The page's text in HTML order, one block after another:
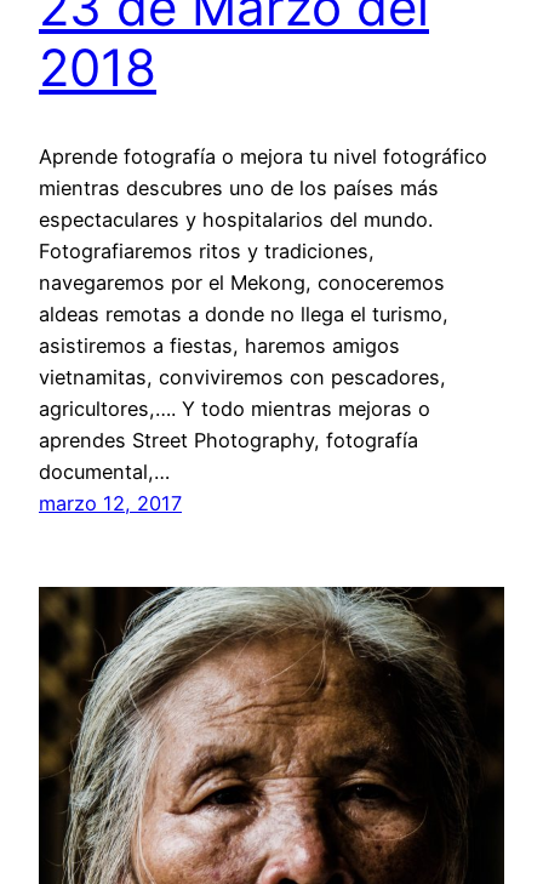
2018
Aprende fotografía o mejora tu nivel fotográfico
mientras descubres uno de los países más
espectaculares y hospitalarios del mundo.
Fotografiaremos ritos y tradiciones,
navegaremos por el Mekong, conoceremos
aldeas remotas a donde no llega el turismo,
asistiremos a fiestas, haremos amigos
vietnamitas, conviviremos con pescadores,
agricultores,…. Y todo mientras mejoras o
aprendes Street Photography, fotografía
documental,…
marzo 12, 2017